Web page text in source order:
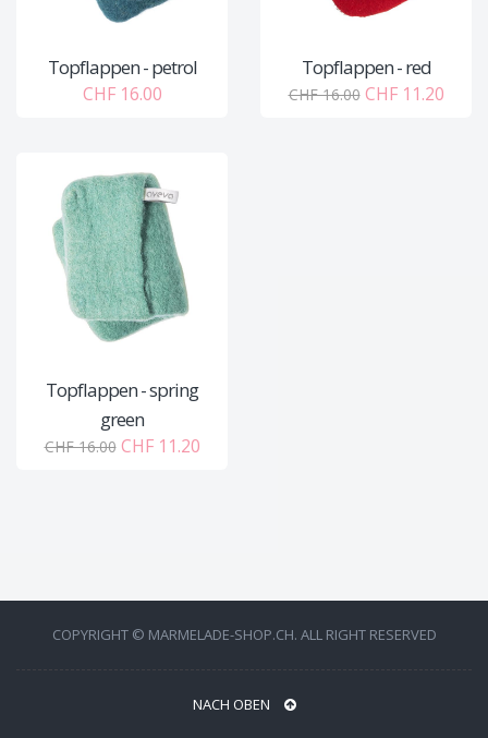
Topflappen - petrol
CHF 16.00
Topflappen - red
CHF 16.00CHF 11.20
Topflappen - spring
green
CHF 16.00CHF 11.20
COPYRIGHT © MARMELADE-SHOP.CH. ALL RIGHT RESERVED
NACH OBEN